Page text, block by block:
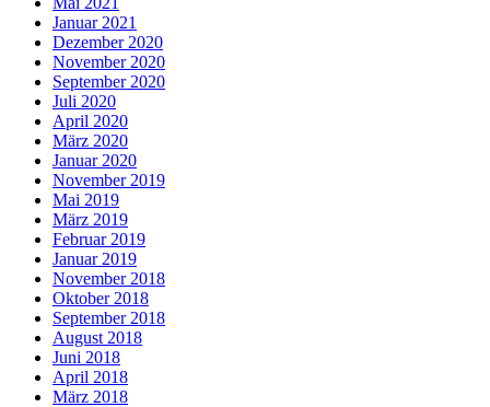
Januar 2021
Dezember 2020
November 2020
September 2020
Juli 2020
April 2020
März 2020
Januar 2020
November 2019
Mai 2019
März 2019
Februar 2019
Januar 2019
November 2018
Oktober 2018
September 2018
August 2018
Juni 2018
April 2018
März 2018